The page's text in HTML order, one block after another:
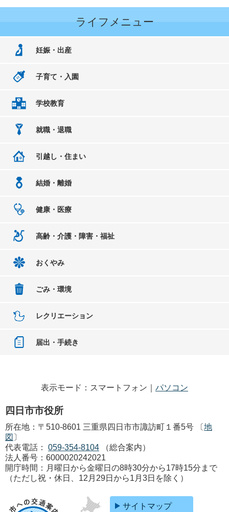
ライフメニュー
妊娠・出産
子育て・入園
学校教育
就職・退職
引越し・住まい
結婚・離婚
健康・医療
高齢・介護・障害・福祉
おくやみ
ごみ・環境
レクリエーション
届出・手続き
表示モード：スマートフォン｜ パソコン
四日市市役所
所在地：〒510-8601 三重県四日市市諏訪町１番5号 〔地
図 〕
代表電話：
059-354-8104
（総合案内）
法人番号：6000020242021
開庁時間：月曜日から金曜日の8時30分から17時15分まで
（ただし祝・休日、12月29日から1月3日を除く）
サイトマップ